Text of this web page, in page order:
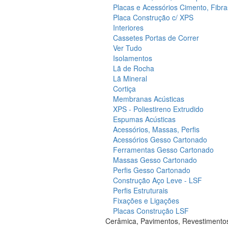
Placas e Acessórios Cimento,
Placa Construção c/ XPS
Interiores
Cassetes Portas de Correr
Ver Tudo
Isolamentos
Lã de Rocha
Lã Mineral
Cortiça
Membranas Acústicas
XPS - Poliestireno Extrudido
Espumas Acústicas
Acessórios, Massas, Perfis
Acessórios Gesso Cartonado
Ferramentas Gesso Cartonado
Massas Gesso Cartonado
Perfis Gesso Cartonado
Construção Aço Leve - LSF
Perfis Estruturais
Fixações e Ligações
Placas Construção LSF
Cerâmica, Pavimentos,